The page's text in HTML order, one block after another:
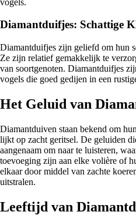
Diamantduifjes: Schattige
Diamantduifjes zijn geliefd om hun
Ze zijn relatief gemakkelijk te
van soortgenoten. Diamantduifjes
vogels die goed gedijen in een
Het Geluid van
Diamantduiven staan bekend om
lijkt op zacht geritsel. De geluiden
aangenaam om naar te luisteren,
toevoeging zijn aan elke volière of
elkaar door middel van zachte
uitstralen.
Leeftijd van